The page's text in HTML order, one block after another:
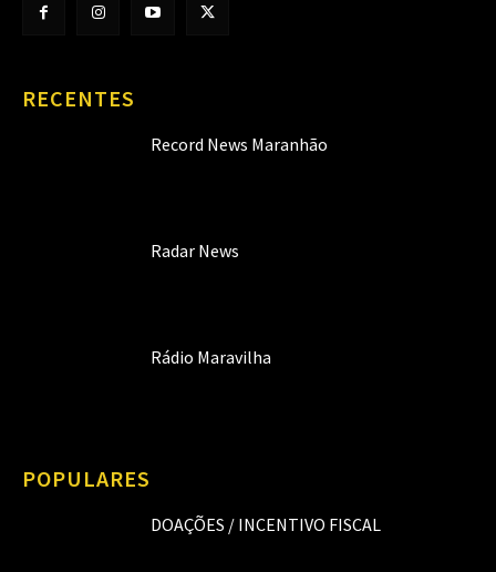
RECENTES
Record News Maranhão
Radar News
Rádio Maravilha
POPULARES
DOAÇÕES / INCENTIVO FISCAL